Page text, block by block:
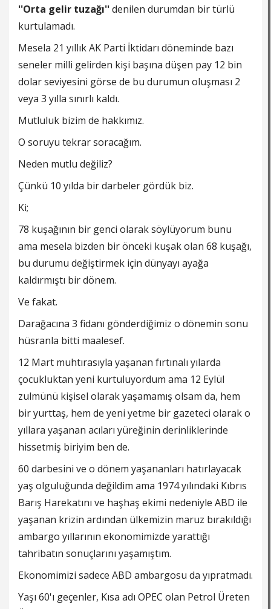
''Orta gelir tuzağı''denilen durumdan bir türlü
kurtulamadı.
Mesela 21 yıllık AK Parti İktidarı döneminde bazı
seneler milli gelirden kişi başına düşen pay 12 bin
dolar seviyesini görse de bu durumun oluşması 2
veya 3 yılla sınırlı kaldı.
Mutluluk bizim de hakkımız.
O soruyu tekrar soracağım.
Neden mutlu değiliz?
Çünkü 10 yılda bir darbeler gördük biz.
Ki;
78 kuşağının bir genci olarak söylüyorum bunu
ama mesela bizden bir önceki kuşak olan 68 kuşağı,
bu durumu değiştirmek için dünyayı ayağa
kaldırmıştı bir dönem.
Ve fakat.
Darağacına 3 fidanı gönderdiğimiz o dönemin sonu
hüsranla bitti maalesef.
12 Mart muhtırasıyla yaşanan fırtınalı yılarda
çocukluktan yeni kurtuluyordum ama 12 Eylül
zulmünü kişisel olarak yaşamamış olsam da, hem
bir yurttaş, hem de yeni yetme bir gazeteci olarak o
yıllara yaşanan acıları yüreğinin derinliklerinde
hissetmiş biriyim ben de.
60 darbesini ve o dönem yaşananları hatırlayacak
yaş olguluğunda değildim ama 1974 yılındaki Kıbrıs
Barış Harekatını ve haşhaş ekimi nedeniyle ABD ile
yaşanan krizin ardından ülkemizin maruz bırakıldığı
ambargo yıllarının ekonomimizde yarattığı
tahribatın sonuçlarını yaşamıştım.
Ekonomimizi sadece ABD ambargosu da yıpratmadı.
Yaşı 60'ı geçenler, Kısa adı OPEC olan Petrol Üreten